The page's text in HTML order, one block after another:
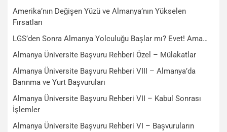
Amerika’nın Değişen Yüzü ve Almanya’nın Yükselen
Fırsatları
LGS’den Sonra Almanya Yolculuğu Başlar mı? Evet! Ama…
Almanya Üniversite Başvuru Rehberi Özel – Mülakatlar
Almanya Üniversite Başvuru Rehberi VIII – Almanya’da
Barınma ve Yurt Başvuruları
Almanya Üniversite Başvuru Rehberi VII – Kabul Sonrası
İşlemler
Almanya Üniversite Başvuru Rehberi VI – Başvuruların